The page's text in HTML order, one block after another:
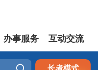
办事服务 互动交流
长者模式